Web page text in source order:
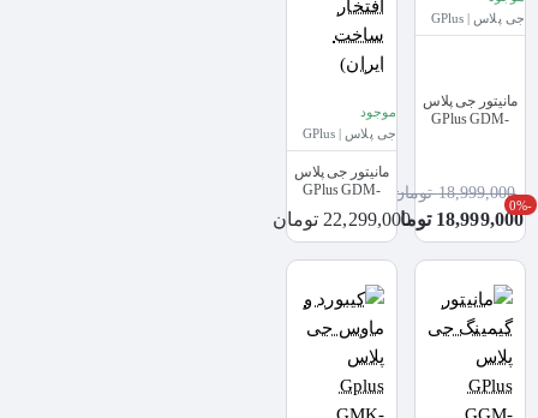
جی پلاس | GPlus
مانیتور جی پلاس
GPlus GDM-
-0%
18,999,000 تومان
18,999,000 تومان
موجود
جی پلاس | GPlus
مانیتور جی پلاس
GPlus GDM-
اینچ 100 هرتز (با
افتخار ساخت
ایران)
22,299,000 تومان